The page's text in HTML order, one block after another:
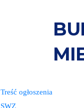
Treść ogłoszenia
SWZ